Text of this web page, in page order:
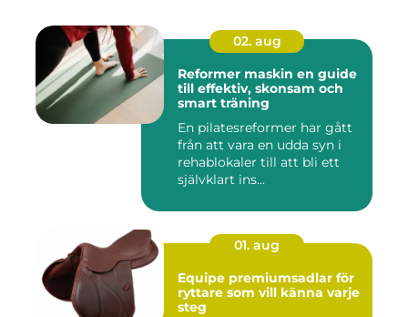
02. aug
Reformer maskin en guide
till effektiv, skonsam och
smart träning
En pilatesreformer har gått
från att vara en udda syn i
rehablokaler till att bli ett
självklart ins...
01. aug
Equipe premiumsadlar för
ryttare som vill känna varje
steg